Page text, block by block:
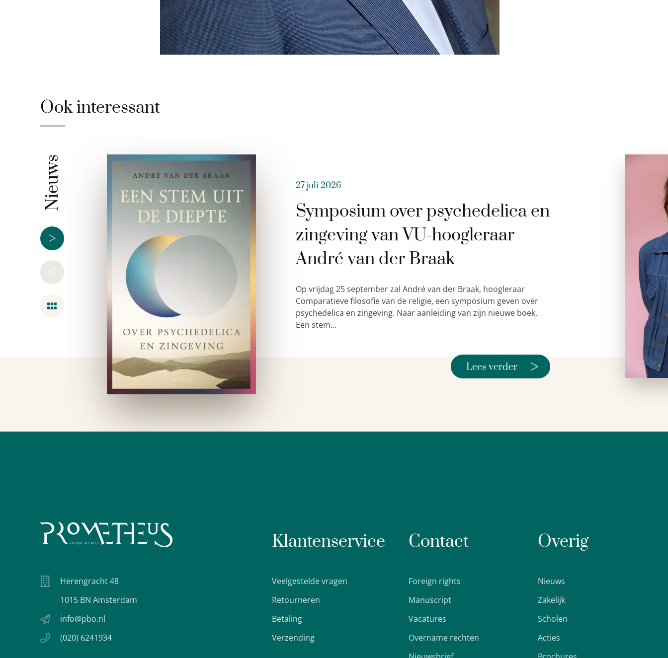
Ook interessant
Nieuws
>
<
27 juli 2026
Symposium over psychedelica en
zingeving van VU-hoogleraar
André van der Braak
Op vrijdag 25 september zal André van der Braak, hoogleraar
Comparatieve filosofie van de religie, een symposium geven over
psychedelica en zingeving. Naar aanleiding van zijn nieuwe boek,
Een stem…
Lees verder >
Herengracht 48
1015 BN Amsterdam
info@pbo.nl
(020) 6241934
Klantenservice
Veelgestelde vragen
Retourneren
Betaling
Verzending
Contact
Foreign rights
Manuscript
Vacatures
Overname rechten
Overig
Nieuws
Zakelijk
Scholen
Acties